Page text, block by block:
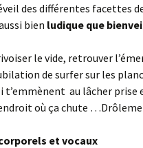
des différentes facettes
bien ludique que
le vide, retrouver
de surfer sur les
au lâcher prise
où ça chute
et vocaux